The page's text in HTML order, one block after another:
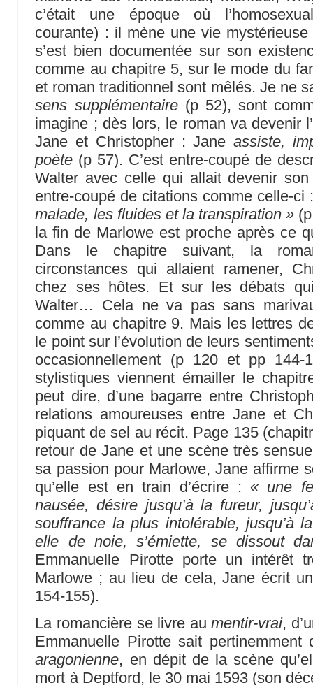
c’était une époque où
courante) : il mène une vie
s’est bien documentée sur son
comme au chapitre 5, sur le mode du
et roman traditionnel sont mêlés. Je ne
sens supplémentaire(p 52), sont
imagine ; dès lors, le roman va devenir
Jane et Christopher : Janeassiste,
poète (p 57). C’est entre-coupé de
Walter avec celle qui allait devenir son
entre-coupé de citations comme celle-ci
malade, les fluides et la transpiration »(p
la fin de Marlowe est proche après ce
Dans le chapitre suivant, la
circonstances qui allaient ramener,
chez ses hôtes. Et sur les débats
Walter… Cela ne va pas sans
comme au chapitre 9. Mais les lettres
le point sur l’évolution de leurs
occasionnellement (p 120 et pp 144-
stylistiques viennent émailler le
peut dire, d’une bagarre entre
relations amoureuses entre Jane et
piquant de sel au récit. Page 135
retour de Jane et une scène très
sa passion pour Marlowe, Jane affirme
qu’elle est en train d’écrire : « une
nausée, désire jusqu’à la fureur,
souffrance la plus intolérable, jusqu’à
elle de noie, s’émiette, se dissout
Emmanuelle Pirotte porte un intérêt
Marlowe ; au lieu de cela, Jane écrit
154-155).
La romancière se livre aumentir-vrai,
Emmanuelle Pirotte sait pertinemment
aragonienne, en dépit de la scène
mort à Deptford, le 30 mai 1593 (son